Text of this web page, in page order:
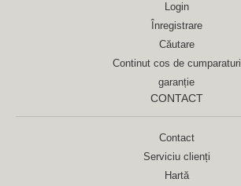
Login
Înregistrare
Căutare
Continut cos de cumparaturi
garanție
CONTACT
Contact
Serviciu clienți
Hartă